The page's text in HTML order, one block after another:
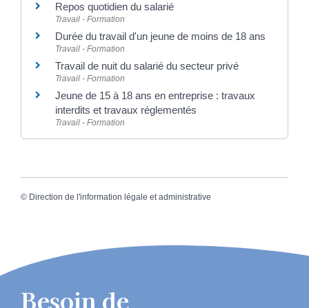
Repos quotidien du salarié
Travail - Formation
Durée du travail d'un jeune de moins de 18 ans
Travail - Formation
Travail de nuit du salarié du secteur privé
Travail - Formation
Jeune de 15 à 18 ans en entreprise : travaux
interdits et travaux réglementés
Travail - Formation
© Direction de l'information légale et administrative
Besoin de